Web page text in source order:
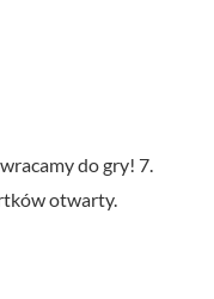
do gry! 7.
otwarty.